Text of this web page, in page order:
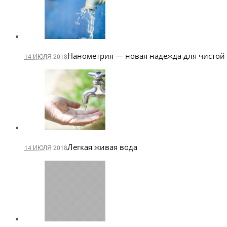
14 ИЮЛЯ 2018Нанометрия — новая надежда для
14 ИЮЛЯ 2018Легкая живая вода